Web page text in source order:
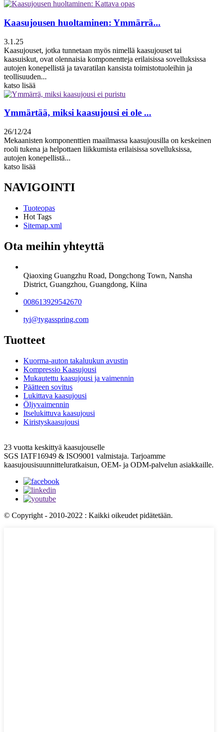
Kaasujousen huoltaminen: Ymmärrä...
3.1.25
Kaasujouset, jotka tunnetaan myös nimellä kaasujouset tai
kaasuiskut, ovat olennaisia ​​komponentteja erilaisissa sovelluksissa
autojen konepellistä ja tavaratilan kansista toimistotuoleihin ja
teollisuuden...
katso lisää
Ymmärtää, miksi kaasujousi ei ole ...
26/12/24
Mekaanisten komponenttien maailmassa kaasujousilla on keskeinen
rooli tukena ja helpottaen liikkumista erilaisissa sovelluksissa,
autojen konepellistä...
katso lisää
NAVIGOINTI
Tuoteopas
Hot Tags
Sitemap.xml
Ota meihin yhteyttä
Qiaoxing Guangzhu Road, Dongchong Town, Nansha
District, Guangzhou, Guangdong, Kiina
008613929542670
tyi@tygasspring.com
Tuotteet
Kuorma-auton takaluukun avustin
Kompressio Kaasujousi
Mukautettu kaasujousi ja vaimennin
Päätteen sovitus
Lukittava kaasujousi
Öljyvaimennin
Itselukittuva kaasujousi
Kiristyskaasujousi
23 vuotta keskittyä kaasujouselle
SGS IATF16949 & ISO9001 valmistaja. Tarjoamme
kaasujousisuunnitteluratkaisun, OEM- ja ODM-palvelun asiakkaille.
© Copyright - 2010-2022 : Kaikki oikeudet pidätetään.